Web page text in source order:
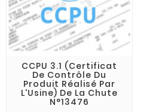
CCPU 3.1 (Certificat
De Contrôle Du
Produit Réalisé Par
L'Usine) De La Chute
N°13476